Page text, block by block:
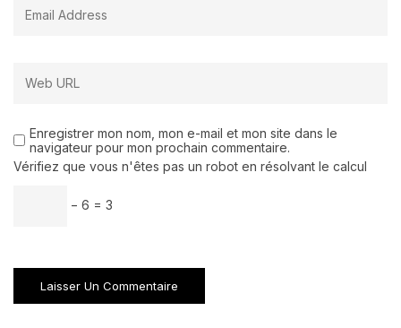
Enregistrer mon nom, mon e-mail et mon site dans le
navigateur pour mon prochain commentaire.
Vérifiez que vous n'êtes pas un robot en résolvant le calcul
− 6 = 3